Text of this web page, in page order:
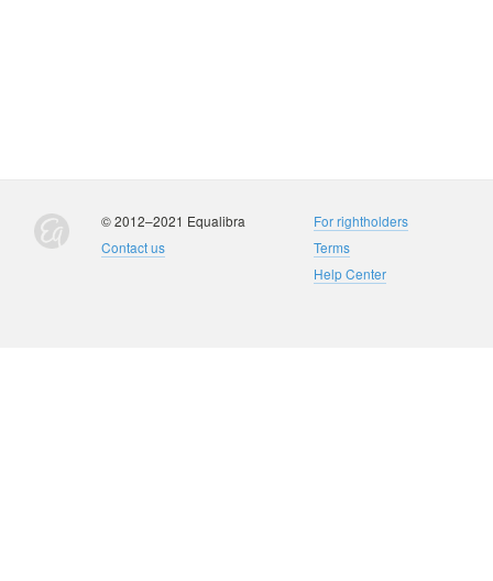
© 2012–2021 Equalibra
Contact us
For rightholders
Terms
Help Center